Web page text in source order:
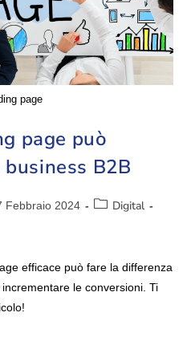
page
page può
B2B
Febbraio 2024
Digital
efficace può fare la differenza
le conversioni. Ti